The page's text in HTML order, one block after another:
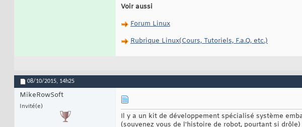
Voir aussi
Forum Linux
Rubrique Linux(Cours, Tutoriels, F.a.Q, etc.)
08/10/2015, 14h25
MikeRowSoft
Invité(e)
Il y a un kit de développement spécialisé système
(souvenez vous de l'histoire de robot, pourtant si drôle)